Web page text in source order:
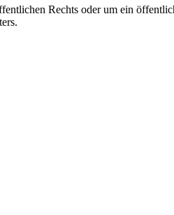
Rechts oder um ein